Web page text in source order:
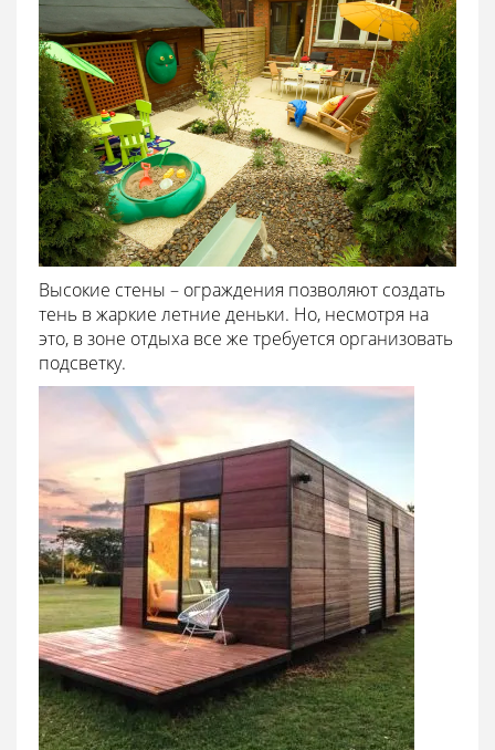
Высокие стены – ограждения позволяют создать
тень в жаркие летние деньки. Но, несмотря на
это, в зоне отдыха все же требуется организовать
подсветку.